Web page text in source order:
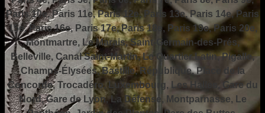
Paris 10e, Paris 11e, Paris 12e, Paris 13e, Paris 14e, Paris
15e, Paris 16e, Paris 17e, Paris 18e, Paris 19e, Paris 20e,
Montmartre, Le Marais, Saint-Germain-des-Prés,
Belleville, Canal Saint-Martin, Le Quartier Latin, Pigalle,
Champs-Élysées, Bastille, République, Place de la
Concorde, Trocadéro, Luxembourg, Les Halles, Gare du
Nord, Gare de Lyon, La Défense, Montparnasse, Le